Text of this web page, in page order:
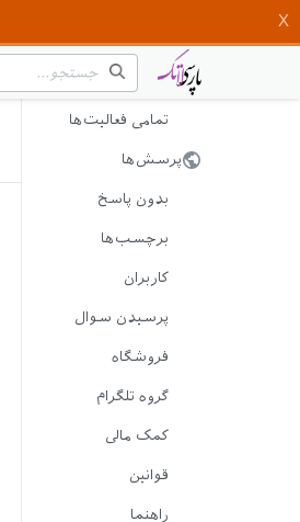
تمامی فعالیت‌ها
پرسش‌ها
بدون پاسخ
برچسب‌ها
کاربران
پرسیدن سوال
فروشگاه
گروه تلگرام
کمک مالی
قوانین
راهنما